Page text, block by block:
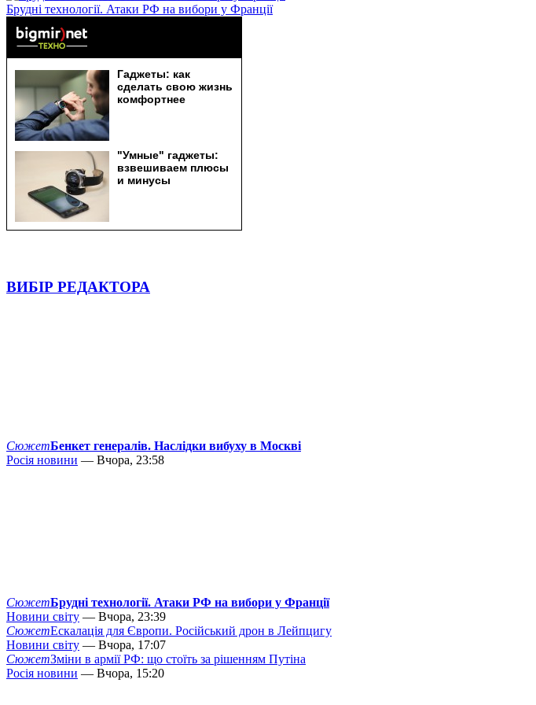
Брудні технології. Атаки РФ на вибори у Франції
ВИБІР РЕДАКТОРА
СюжетБенкет генералів. Наслідки вибуху в Москві
Росія новини — Вчора, 23:58
СюжетБрудні технології. Атаки РФ на вибори у Франції
Новини світу — Вчора, 23:39
СюжетЕскалація для Європи. Російський дрон в Лейпцигу
Новини світу — Вчора, 17:07
СюжетЗміни в армії РФ: що стоїть за рішенням Путіна
Росія новини — Вчора, 15:20